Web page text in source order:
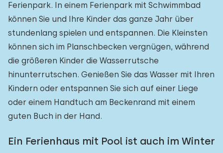
Ferienpark. In einem Ferienpark mit Schwimmbad
können Sie und Ihre Kinder das ganze Jahr über
stundenlang spielen und entspannen. Die Kleinsten
können sich im Planschbecken vergnügen, während
die größeren Kinder die Wasserrutsche
hinunterrutschen. Genießen Sie das Wasser mit Ihren
Kindern oder entspannen Sie sich auf einer Liege
oder einem Handtuch am Beckenrand mit einem
guten Buch in der Hand.
Ein Ferienhaus mit Pool ist auch im Winter